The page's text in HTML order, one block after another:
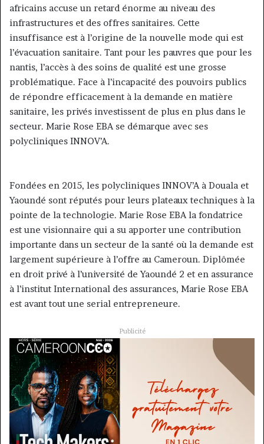
africains accuse un retard énorme au niveau des
infrastructures et des offres sanitaires. Cette
insuffisance est à l’origine de la nouvelle mode qui est
l’évacuation sanitaire. Tant pour les pauvres que pour les
nantis, l’accès à des soins de qualité est une grosse
problématique. Face à l’incapacité des pouvoirs publics
de répondre efficacement à la demande en matière
sanitaire, les privés investissent de plus en plus dans le
secteur. Marie Rose EBA se démarque avec ses
polycliniques INNOV’A.
Fondées en 2015, les polycliniques INNOV’A à Douala et
Yaoundé sont réputés pour leurs plateaux techniques à la
pointe de la technologie. Marie Rose EBA la fondatrice
est une visionnaire qui a su apporter une contribution
importante dans un secteur de la santé où la demande est
largement supérieure à l’offre au Cameroun. Diplômée
en droit privé à l’université de Yaoundé 2 et en assurance
à l’institut International des assurances, Marie Rose EBA
est avant tout une serial entrepreneure.
Publicité